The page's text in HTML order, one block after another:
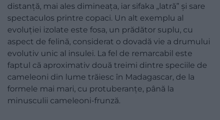
distanță, mai ales dimineața, iar sifaka „latră” și sare
spectaculos printre copaci. Un alt exemplu al
evoluției izolate este fosa, un prădător suplu, cu
aspect de felină, considerat o dovadă vie a drumului
evolutiv unic al insulei. La fel de remarcabil este
faptul că aproximativ două treimi dintre speciile de
cameleoni din lume trăiesc în Madagascar, de la
formele mai mari, cu protuberanțe, până la
minusculii cameleoni-frunză.